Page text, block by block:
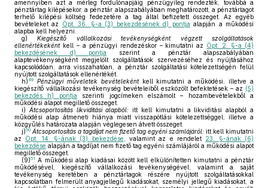
amennyiben azt a mérleg fordulónapjáig pénzügyileg rendezték, továbbá a
pénztártag kilépésekor, a pénztár alapszabályában meghatározott, a pénztártagot
terhelő kilépési költség fedezetére a tag által befizetett összeget. Az egyéb
bevételeket az Öpt. 36. §-a (3) bekezdésének d) pontja alapján a működési
alapba kell helyezni.
g)
Kiegészítő vállalkozási tevékenységként végzett szolgáltatások
ellenértékekéntkell – a pénzügyi rendezéskor – kimutatni az Öpt. 2. §-a (4)
bekezdésének d) pontja szerint a pénztár alapszabályában
alaptevékenységként megjelölt szolgáltatások szervezéséhez és nyújtásához
kapcsolódóan, arra visszahatóan, a pénztár szolgáltatási kötelezettségén felül
nyújtott szolgáltatások ellenértékét.
h)49 Pénzügyi műveletek bevételekéntkell kimutatni a működési, illetve a
kiegészítő vállalkozási tevékenység bevételeiből eszközölt befektetések – az (5)
bekezdés h) pontja szerinti jogcímeken elszámolt – hozambevételekből a
működési alapot megillető összeget.
i) Átcsoportosítás likviditási alapból:itt kell kimutatni a likviditási alapból a
működési alap átmeneti hiánya miatt visszapótlási kötelezettséggel, illetve a
közgyűlés határozata alapján véglegesen átvett összeget.
j)50 Átcsoportosítás a tagdíjat nem fizető tag egyéni számlájáról: itt kell kimutatni
az Öpt. 14. §-ának (3) bekezdése , valamint az e rendelet 23. §-ának (6)
bekezdése alapján a tagdíjat nem fizető tag egyéni számlájáról a működési alapot
megillető összeget.
(9)51 A működési alap kiadásai között kell elkülönítetten kimutatni a pénztár
működésével, kiegészítő vállalkozási tevékenységével, valamint a saját
tevékenység keretében a pénztártagok részére nyújtott szolgáltatásokkal
kapcsolatban felmerült anyagjellegű kiadásokat, személyi jellegű kiadásokat, a